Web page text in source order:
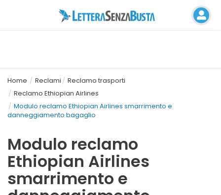
Home Reclami
Reclamo trasporti
Reclamo Ethiopian Airlines
Modulo reclamo Ethiopian Airlines smarrimento e
danneggiamento bagaglio
Modulo reclamo
Ethiopian Airlines
smarrimento e